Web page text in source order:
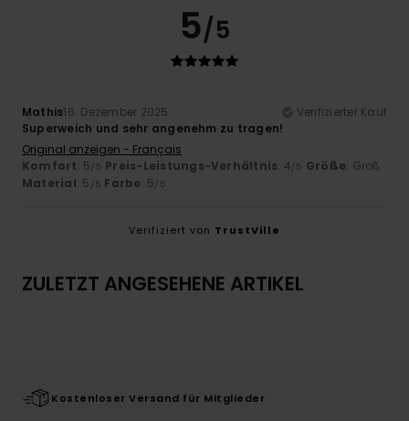
5/5
Mathis16. Dezember 2025
Verifizierter Kauf
Superweich und sehr angenehm zu tragen!
Original anzeigen - Français
Komfort: 5/5 Preis-Leistungs-Verhältnis: 4/5 Größe: Groß
Material: 5 /5 Farbe: 5/5
Verifiziert von TrustVille
ZULETZT ANGESEHENE ARTIKEL
Kostenloser Versand für Mitglieder